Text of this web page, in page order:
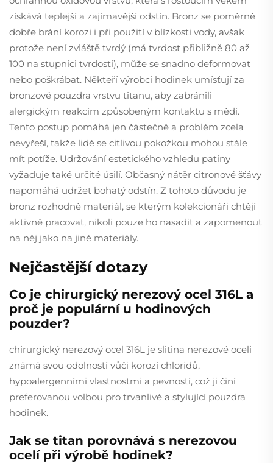
získává teplejší a zajímavější odstín. Bronz se poměrně
dobře brání korozi i při použití v blízkosti vody, avšak
protože není zvláště tvrdý (má tvrdost přibližně 80 až
100 na stupnici tvrdosti), může se snadno deformovat
nebo poškrábat. Někteří výrobci hodinek umísťují za
bronzové pouzdra vrstvu titanu, aby zabránili
alergickým reakcím způsobeným kontaktu s mědí.
Tento postup pomáhá jen částečně a problém zcela
nevyřeší, takže lidé se citlivou pokožkou mohou stále
mít potíže. Udržování estetického vzhledu patiny
vyžaduje také určité úsilí. Občasný nátěr citronové šťávy
napomáhá udržet bohatý odstín. Z tohoto důvodu je
bronz rozhodně materiál, se kterým kolekcionáři chtějí
aktivně pracovat, nikoli pouze ho nasadit a zapomenout
na něj jako na jiné materiály.
Nejčastější dotazy
Co je chirurgický nerezový ocel 316L a
proč je populární u hodinových
pouzder?
chirurgický nerezový ocel 316L je slitina nerezové oceli
známá svou odolností vůči korozí chloridů,
hypoalergenními vlastnostmi a pevností, což ji činí
preferovanou volbou pro trvanlivé a stylující pouzdra
hodinek.
Jak se titan porovnává s nerezovou
ocelí při výrobě hodinek?